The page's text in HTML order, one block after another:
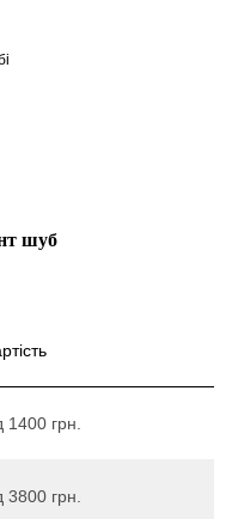
шуб
1400 грн.
3800 грн.